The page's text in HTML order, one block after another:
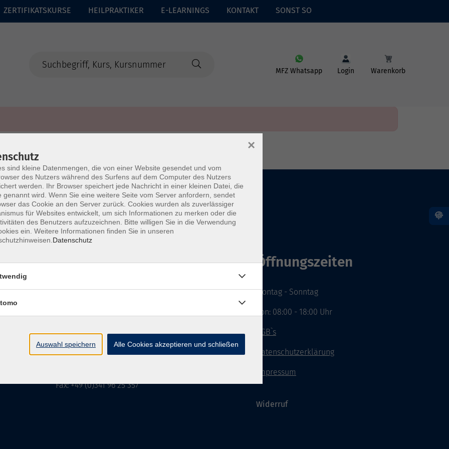
ZERTIFIKATSKURSE HEILPRAKTIKER E-LEARNINGS KONTAKT SONST SO
MFZ Whatsapp Login Warenkorb
MFZ LEIPZIG
04109 Leipzig
info@mfz-leipzig.de
Fax: +49 (0)341 96 25 357
Öffnungszeiten
Montag - Sonntag
von: 08:00 - 18:00 Uhr
AGB`s
Datenschutzerklärung
Impressum
Widerruf
sind kleine Datenmengen, die von einer Website gesendet und vom
des Nutzers während des Surfens auf dem Computer des Nutzers
werden. Ihr Browser speichert jede Nachricht in einer kleinen Datei, die
genannt wird. Wenn Sie eine weitere Seite vom Server anfordern, sendet
das Cookie an den Server zurück. Cookies wurden als zuverlässiger
für Websites entwickelt, um sich Informationen zu merken oder die
des Benutzers aufzuzeichnen. Bitte willigen Sie in die Verwendung
ein. Weitere Informationen finden Sie in unseren
Datenschutz
×
Auswahl speichern Alle Cookies akzeptieren und schließen